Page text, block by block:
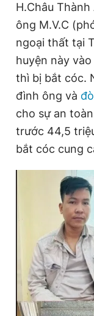
Đọc Thanh
Theo dõi báo trên
Hotline
0906 645 777
Quảng
Tổng biên tập:
Phó tổng biên tập
Phó tổng biên tập:
Phó tổng biên tập:
Tổng thư ký tòa
Giấy phép xuất bản
© 2003-2026 Bản
chép dưới mọi hình
bản. Phát triển bởi
H.Châu
ông M.V.C
ngoại thất tại
huyện này
thì bị bắt cóc.
đình ông và
cho sự an
trước 44,5
bắt cóc cung